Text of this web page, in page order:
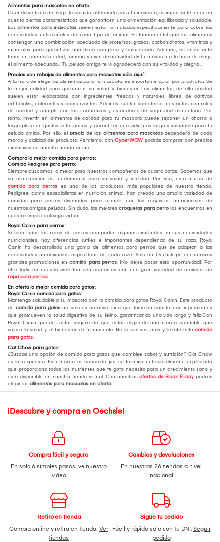
Alimentos para mascotas en oferta:
Cuando se trata de elegir la comida adecuada para tu mascota, es importante tener en
cuenta ciertas características que garanticen una alimentación equilibrada y saludable.
Los alimentos para mascotas suelen estar formulados específicamente para cubrir las
necesidades nutricionales de cada tipo de animal. Es fundamental que los alimentos
contengan una combinación adecuada de proteínas, grasas, carbohidratos, vitaminas y
minerales para garantizar una dieta completa y balanceada. Además, es importante
tener en cuenta la edad, tamaño y nivel de actividad de tu mascota a la hora de elegir
el alimento adecuado.. ¡Tu peludo amigo te lo agradecerá con su vitalidad y alegría!.
Precios con rebajas de alimentos para mascotas sólo aquí:
A la hora de elegir los alimentos para tu mascota, es importante optar por productos de
la mejor calidad para garantizar su salud y bienestar. Los alimentos de alta calidad
suelen estar elaborados con ingredientes frescos y naturales, libres de aditivos
artificiales, colorantes y conservantes. Además, suelen someterse a estrictos controles
de calidad y cumplir con las normativas y estándares de seguridad alimentaria. Por
tanto, invertir en alimentos de calidad para tu mascota puede suponer un ahorro a
largo plazo en gastos veterinarios y garantizar una vida más larga y saludable para tu
peludo amigo. Por ello, el precio de los alimentos para mascotas dependerá de cada
marca y calidad del producto. Asimismo, con CyberWOWpodrás comprar con precios
exclusivos en nuestra tienda online.
Compra la mejor comida para perros:
Comida Pedigree para perro:
Siempre buscamos lo mejor para nuestros compañeros de cuatro patas. Sabemos que
su alimentación es fundamental para su salud y vitalidad. Por eso, esta marca de
comida para perros es uno de los productos más populares de nuestra tienda.
Pedigree, como especialistas en nutrición animal, han creado una amplia variedad de
comidas para perros diseñadas para cumplir con los requisitos nutricionales de
nuestros amigos peludos. Sin duda, las mejores croquetas para perro las encuentras en
nuestro amplio catálogo virtual.
Royal Canin para perros:
Si bien todas las razas de perros comparten algunas similitudes en sus necesidades
nutricionales, hay diferencias sutiles e importantes dependiendo de su raza. Royal
Canin ha desarrollado una gama de alimentos para perros que se adaptan a las
necesidades nutricionales específicas de cada raza. Sólo en Oechsle.pe encontrarás
grandes promociones en comida para perros. ¡No dejes pasar esta oportunidad!. Por
otro lado, en nuestra web también contamos con una gran variedad de modelos de
ropa para perros.
En oferta la mejor comida para gatos:
Royal Canin comida para gatos:
Mantenga saludable a su mascota con la comida para gatos Royal Canin. Este producto
de comida para gatos no sólo es nutritivo, sino que también cuenta con ingredientes
que promueven la salud digestiva de su felino, garantizando una vida larga y feliz.Con
Royal Canin, puedes estar seguro de que estás eligiendo una marca confiable que
valora la salud y el bienestar de tu mascota. No lo pienses más y llévate esta comida
para gatos.
Cat Chow para gatos:
¿Buscas una opción de comida para gatos que combine sabor y nutrición? Cat Chow
es la respuesta. Esta marca es conocida por su fórmula nutricionalmente equilibrada
que proporciona todos los nutrientes que tu gato necesita para un crecimiento sano y
está disponible en nuestra tienda virtual. Con nuestras ofertas de Black Fridaypodrás
elegir los alimentos para mascotas en oferta.
¡Descubre y compra en Oechsle!
Compra fácil y seguro
En solo 6 simples pasos, ve nuestro
video
Cambios y devoluciones
En nuestras 26 tiendas a nivel
nacional
Retiro en tienda
Compra online y retira en tienda. Ver
tiendas
Sigue tu pedido
Fácil y rápido sólo con tu DNI. Seguir
pedido